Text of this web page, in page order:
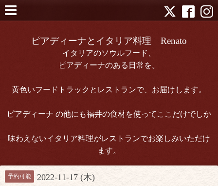
ピアディーナとイタリア料理 Renato
イタリアのソウルフード、
ピアディーナのある日常を。
黄色いフードトラックとレストランで、お届けします。
ピアディーナ の他にも福井の食材を使ってここだけでしか
味わえないイタリア料理がレストランでお楽しみいただけ
ます。
予約可能 2022-11-17 (木)